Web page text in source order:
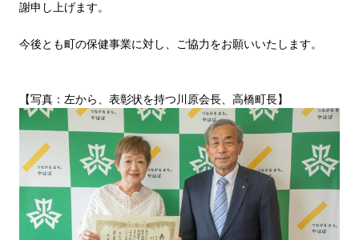
謝申し上げます。
今後とも町の保健事業に対し、ご協力をお願いいたします。
【写真：左から、表彰状を持つ川原会長、高橋町長】